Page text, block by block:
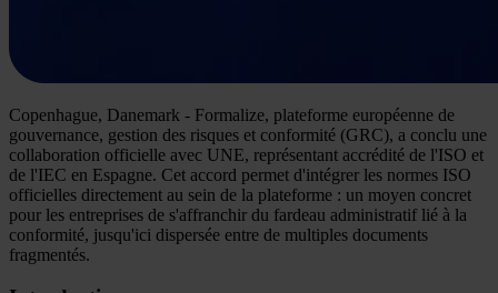
Copenhague, Danemark - Formalize, plateforme européenne de
gouvernance, gestion des risques et conformité (GRC), a conclu une
collaboration officielle avec UNE, représentant accrédité de l'ISO et
de l'IEC en Espagne. Cet accord permet d'intégrer les normes ISO
officielles directement au sein de la plateforme : un moyen concret
pour les entreprises de s'affranchir du fardeau administratif lié à la
conformité, jusqu'ici dispersée entre de multiples documents
fragmentés.